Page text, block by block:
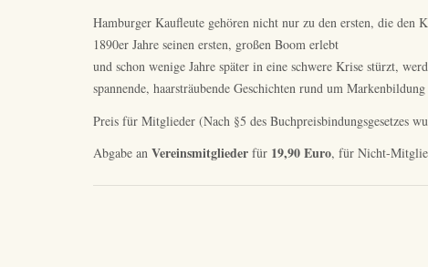
Hamburger Kaufleute gehören nicht nur zu den ersten, die den
1890er Jahre seinen ersten, großen Boom erlebt
und schon wenige Jahre später in eine schwere Krise stürzt,
spannende, haarsträubende Geschichten rund um
Preis für Mitglieder (Nach §5 des Buchpreisbindungsgesetzes
Abgabe an Vereinsmitglieder für 19,90 Euro, für Nicht-